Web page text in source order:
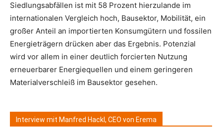
Siedlungsabfällen ist mit 58 Prozent hierzulande im
internationalen Vergleich hoch, Bausektor, Mobilität, ein
großer Anteil an importierten Konsumgütern und fossilen
Energieträgern drücken aber das Ergebnis. Potenzial
wird vor allem in einer deutlich forcierten Nutzung
erneuerbarer Energiequellen und einem geringeren
Materialverschleiß im Bausektor gesehen.
Interview mit Manfred Hackl, CEO von Erema